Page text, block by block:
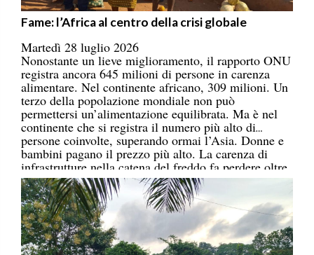
Fame: l’Africa al centro della crisi globale
Martedì 28 luglio 2026
Nonostante un lieve miglioramento, il rapporto ONU
registra ancora 645 milioni di persone in carenza
alimentare. Nel continente africano, 309 milioni. Un
terzo della popolazione mondiale non può
permettersi un’alimentazione equilibrata. Ma è nel
continente che si registra il numero più alto di
persone coinvolte, superando ormai l’Asia. Donne e
bambini pagano il prezzo più alto. La carenza di
infrastrutture nella catena del freddo fa perdere oltre
un terzo della produzione di frutta, verdura, pesce e
latticini.